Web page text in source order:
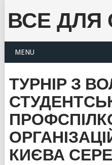
ВСЕ ДЛЯ
MENU
ТУРНІР З
КИЄВА